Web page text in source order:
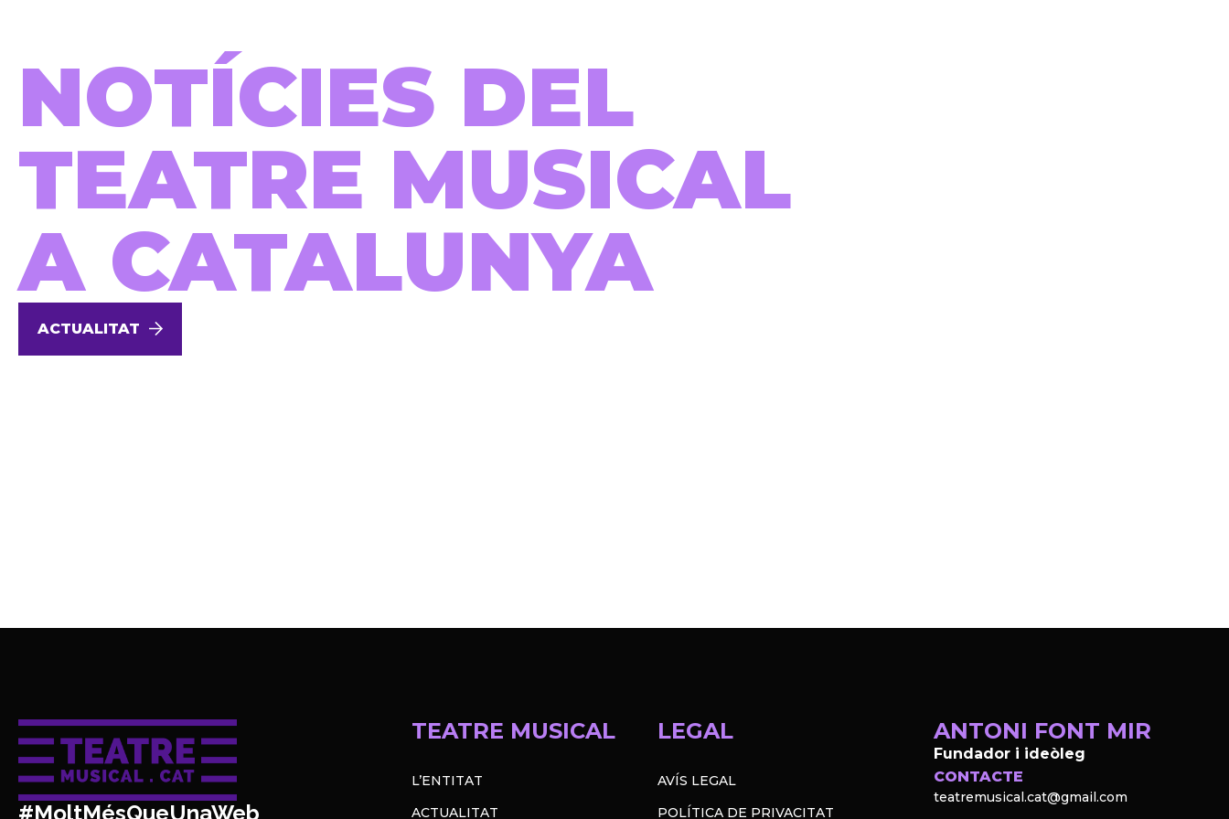
NOTÍCIES DEL
TEATRE MUSICAL
A CATALUNYA
ACTUALITAT
#MoltMésQueUnaWeb
TEATRE MUSICAL
L’ENTITAT
ACTUALITAT
LEGAL
AVÍS LEGAL
POLÍTICA DE PRIVACITAT
ANTONI FONT MIR
Fundador i ideòleg
CONTACTE
teatremusical.cat@gmail.com